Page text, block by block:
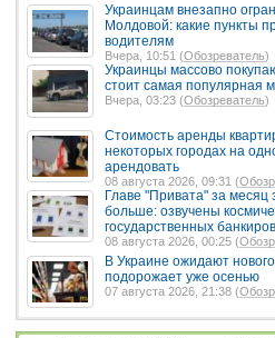
Украинцам внезапно
Молдовой: какие пункты
водителям
Вчера, 10:51 (Обозреватель)
Украинцы массово
стоит самая популярная
Вчера, 03:23 (Обозреватель)
Стоимость аренды
некоторых городах на
арендовать
08 августа 2026, 09:31 (
Главе "Привата" за месяц
больше: озвучены
государственных банкиров
08 августа 2026, 00:25 (
В Украине ожидают
подорожает уже осенью
07 августа 2026, 21:38 (